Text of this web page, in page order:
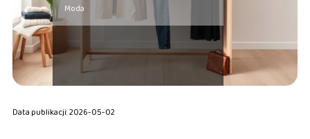
Moda
Data publikacji: 2026-05-02